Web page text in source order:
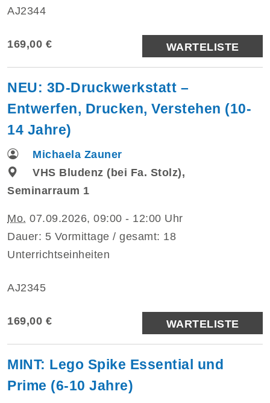
AJ2344
169,00 € WARTELISTE
NEU: 3D-Druckwerkstatt –
Entwerfen, Drucken, Verstehen (10-
14 Jahre)
Michaela Zauner
VHS Bludenz (bei Fa. Stolz),
Seminarraum 1
Mo. 07.09.2026, 09:00 - 12:00 Uhr
Dauer: 5 Vormittage / gesamt: 18
Unterrichtseinheiten
AJ2345
169,00 € WARTELISTE
MINT: Lego Spike Essential und
Prime (6-10 Jahre)